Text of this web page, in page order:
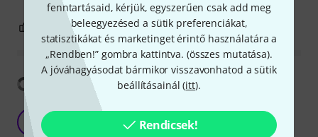
fenntartásaid, kérjük, egyszerűen csak add meg
beleegyezésed a sütik preferenciákat,
statisztikákat és marketinget érintő használatára a
„Rendben!” gombra kattintva. (összes mutatása).
A jóváhagyásodat bármikor visszavonhatod a sütik
beállításainál (itt).
Rendicsek!
1 JELENTEM!
Fordítás megjelenítése
Could use some improvements
Edmaster 17.12.2021